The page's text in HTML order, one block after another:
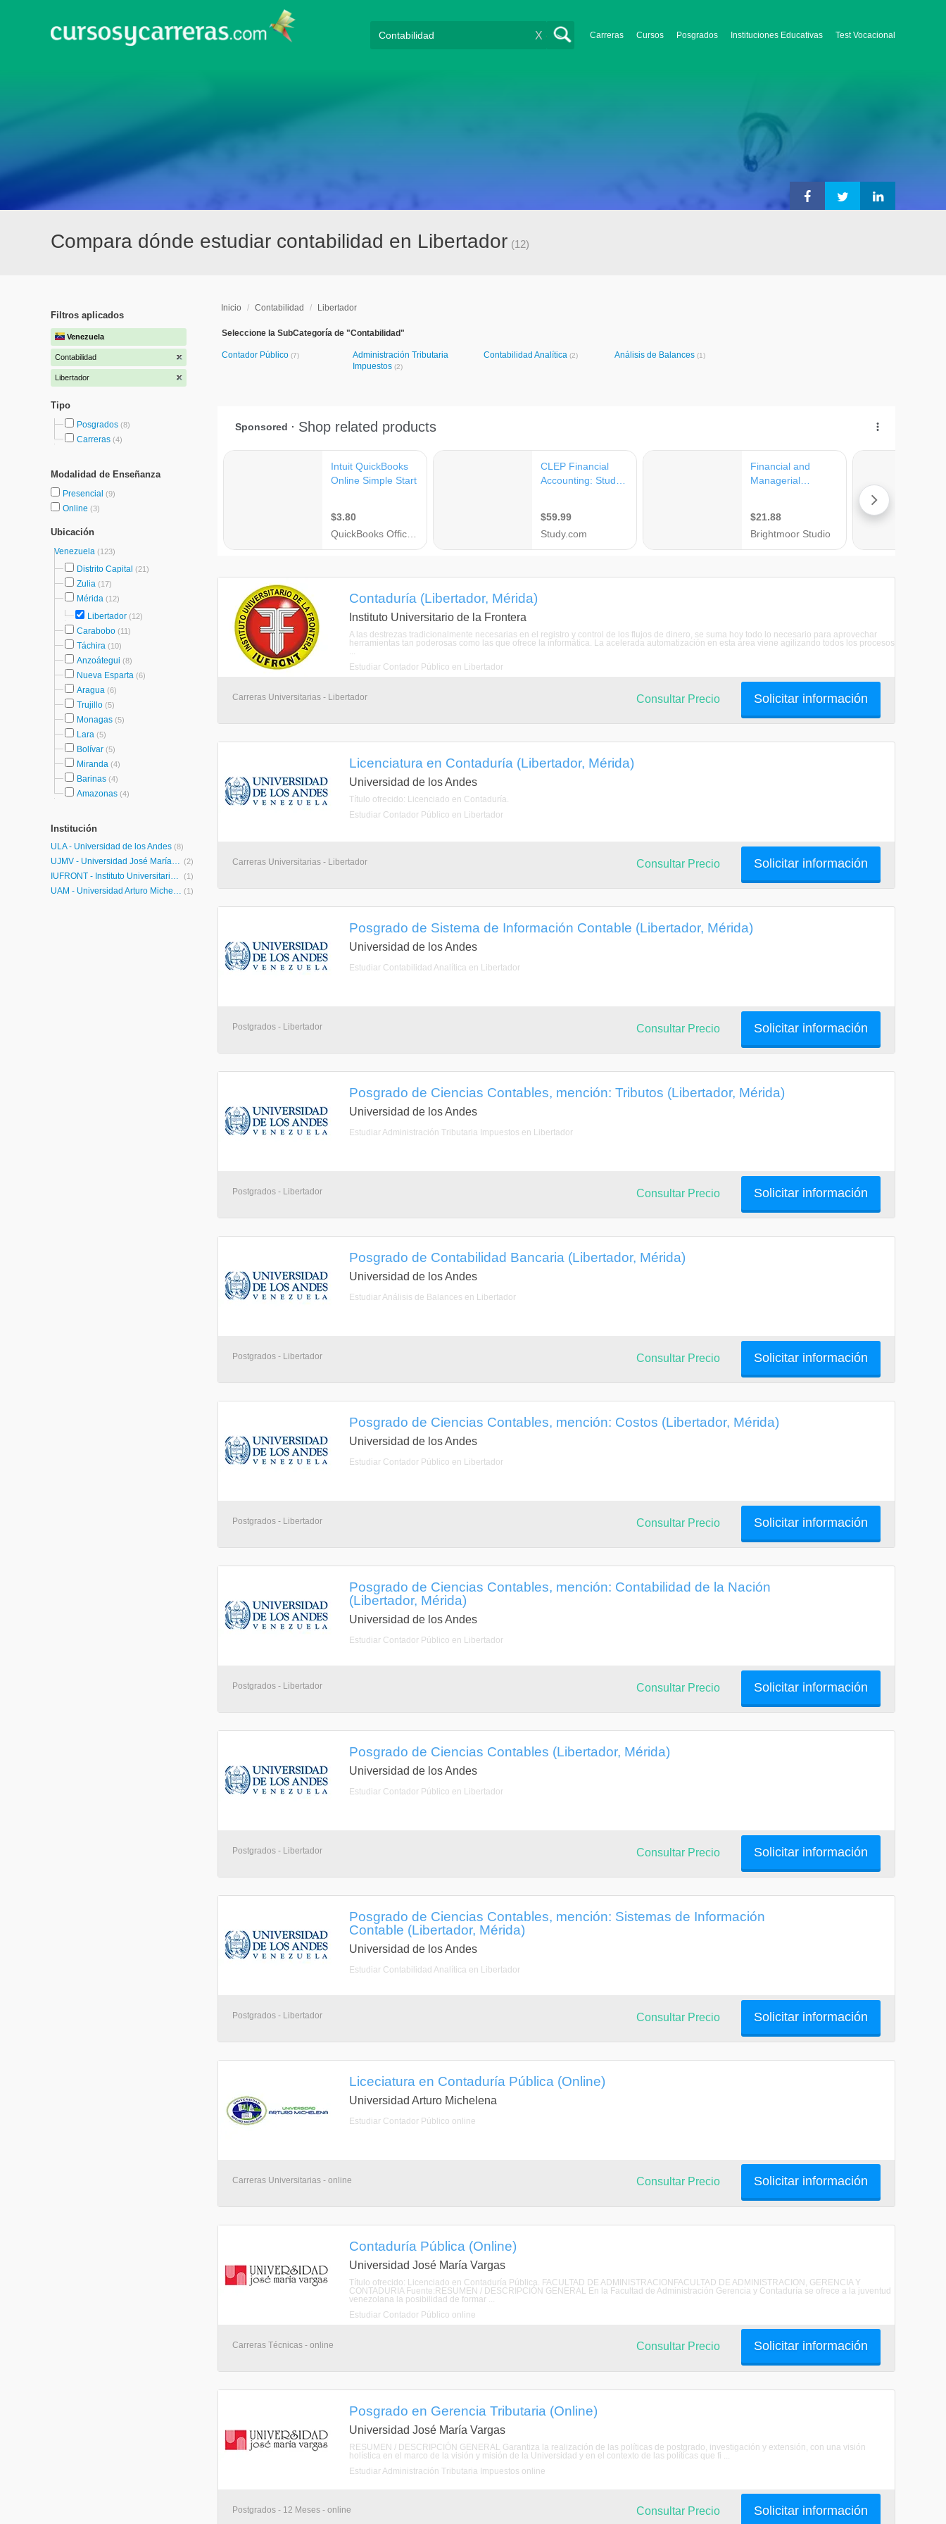
Carreras Cursos Posgrados Instituciones Educativas Test Vocacional
X
Compara dónde estudiar contabilidad en Libertador (12)
Filtros aplicados
Venezuela
Contabilidad
Libertador
Tipo
Posgrados (8)
Carreras (4)
Modalidad de Enseñanza
Presencial (9)
Online (3)
Ubicación
Venezuela (123)
Distrito Capital (21)
Zulia (17)
Mérida (12)
Libertador (12)
Carabobo (11)
Táchira (10)
Anzoátegui (8)
Nueva Esparta (6)
Aragua (6)
Trujillo (5)
Monagas (5)
Lara (5)
Bolívar (5)
Miranda (4)
Barinas (4)
Amazonas (4)
Institución
ULA - Universidad de los Andes (8)
UJMV - Universidad José María Vargas (2)
IUFRONT - Instituto Universitario de la Frontera (1)
UAM - Universidad Arturo Michelena (1)
Inicio / Contabilidad / Libertador
Seleccione la SubCategoría de "Contabilidad"
Contador Público (7)
Administración Tributaria
Impuestos (2)
Contabilidad Analítica (2) Análisis de Balances (1)
Contaduría (Libertador, Mérida)
Instituto Universitario de la Frontera
A las destrezas tradicionalmente necesarias en el registro y control de los flujos de dinero, se suma hoy todo lo necesario para aprovechar
herramientas tan poderosas como las que ofrece la informática. La acelerada automatización en esta área viene agilizando todos los procesos
...
Estudiar Contador Público en Libertador
Carreras Universitarias - Libertador Solicitar información
Consultar Precio
Licenciatura en Contaduría (Libertador, Mérida)
Universidad de los Andes
Título ofrecido: Licenciado en Contaduría.
Estudiar Contador Público en Libertador
Carreras Universitarias - Libertador Solicitar información
Consultar Precio
Posgrado de Sistema de Información Contable (Libertador, Mérida)
Universidad de los Andes
Estudiar Contabilidad Analítica en Libertador
Postgrados - Libertador Solicitar información
Consultar Precio
Posgrado de Ciencias Contables, mención: Tributos (Libertador, Mérida)
Universidad de los Andes
Estudiar Administración Tributaria Impuestos en Libertador
Postgrados - Libertador Solicitar información
Consultar Precio
Posgrado de Contabilidad Bancaria (Libertador, Mérida)
Universidad de los Andes
Estudiar Análisis de Balances en Libertador
Postgrados - Libertador Solicitar información
Consultar Precio
Posgrado de Ciencias Contables, mención: Costos (Libertador, Mérida)
Universidad de los Andes
Estudiar Contador Público en Libertador
Postgrados - Libertador Solicitar información
Consultar Precio
Posgrado de Ciencias Contables, mención: Contabilidad de la Nación
(Libertador, Mérida)
Universidad de los Andes
Estudiar Contador Público en Libertador
Postgrados - Libertador Solicitar información
Consultar Precio
Posgrado de Ciencias Contables (Libertador, Mérida)
Universidad de los Andes
Estudiar Contador Público en Libertador
Postgrados - Libertador Solicitar información
Consultar Precio
Posgrado de Ciencias Contables, mención: Sistemas de Información
Contable (Libertador, Mérida)
Universidad de los Andes
Estudiar Contabilidad Analítica en Libertador
Postgrados - Libertador Solicitar información
Consultar Precio
Liceciatura en Contaduría Pública (Online)
Universidad Arturo Michelena
Estudiar Contador Público online
Carreras Universitarias - online Solicitar información
Consultar Precio
Contaduría Pública (Online)
Universidad José María Vargas
Título ofrecido: Licenciado en Contaduría Pública. FACULTAD DE ADMINISTRACIONFACULTAD DE ADMINISTRACION, GERENCIA Y
CONTADURIA Fuente:RESUMEN / DESCRIPCIÓN GENERAL En la Facultad de Administración Gerencia y Contaduría se ofrece a la juventud
venezolana la posibilidad de formar ...
Estudiar Contador Público online
Carreras Técnicas - online Solicitar información
Consultar Precio
Posgrado en Gerencia Tributaria (Online)
Universidad José María Vargas
RESUMEN / DESCRIPCIÓN GENERAL Garantiza la realización de las políticas de postgrado, investigación y extensión, con una visión
holística en el marco de la visión y misión de la Universidad y en el contexto de las políticas que fi ...
Estudiar Administración Tributaria Impuestos online
Postgrados - 12 Meses - online Solicitar información
Consultar Precio